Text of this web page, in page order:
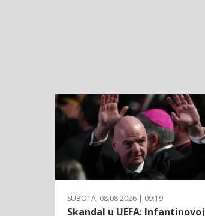
SUBOTA, 08.08.2026 | 09:19
Skandal u UEFA: Infantinovoj